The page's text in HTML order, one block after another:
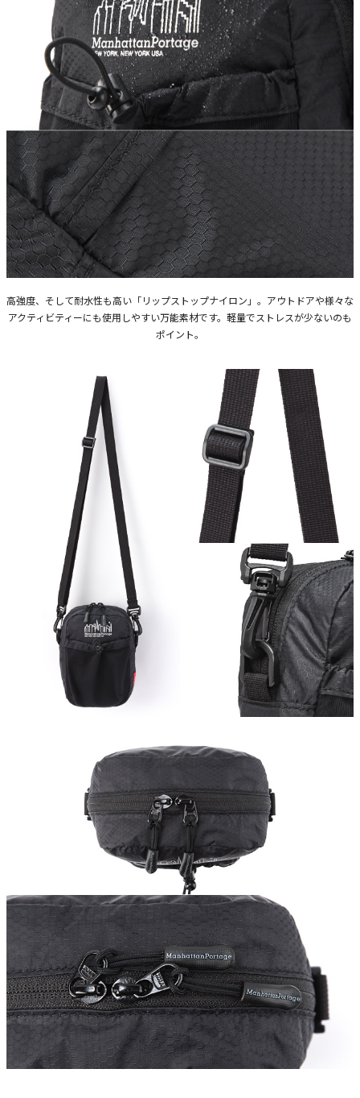
高強度、そして耐水性も高い「リップストップナイロン」。アウトドアや様々な
アクティビティーにも使用しやすい万能素材です。軽量でストレスが少ないのも
ポイント。